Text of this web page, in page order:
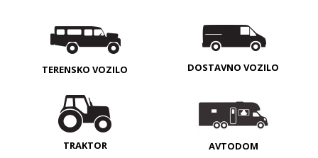
TERENSKO VOZILO DOSTAVNO VOZILO
TRAKTOR AVTODOM